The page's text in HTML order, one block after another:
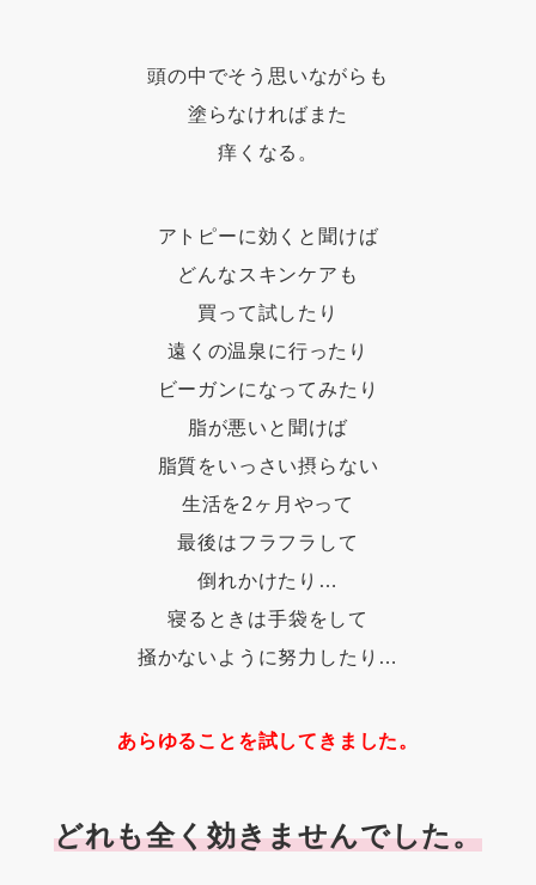
頭の中でそう思いながらも
塗らなければまた
痒くなる。
アトピーに効くと聞けば
どんなスキンケアも
買って試したり
遠くの温泉に行ったり
ビーガンになってみたり
脂が悪いと聞けば
脂質をいっさい摂らない
生活を2ヶ月やって
最後はフラフラして
倒れかけたり…
寝るときは手袋をして
掻かないように努力したり…
あらゆることを試してきました。
どれも全く効きませんでした。